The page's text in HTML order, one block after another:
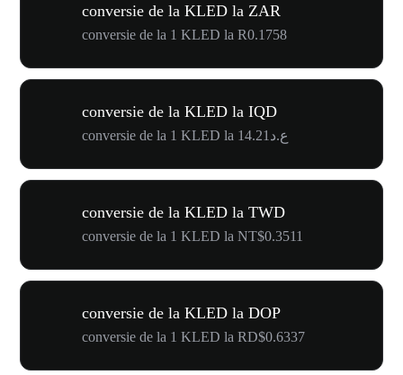
conversie de la KLED la ZAR
conversie de la 1 KLED la R0.1758
conversie de la KLED la IQD
conversie de la 1 KLED la ع.د14.21
conversie de la KLED la TWD
conversie de la 1 KLED la NT$0.3511
conversie de la KLED la DOP
conversie de la 1 KLED la RD$0.6337